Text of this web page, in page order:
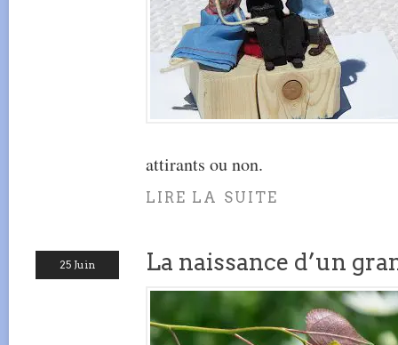
attirants ou non.
LIRE LA SUITE
25 Juin La naissance d’un